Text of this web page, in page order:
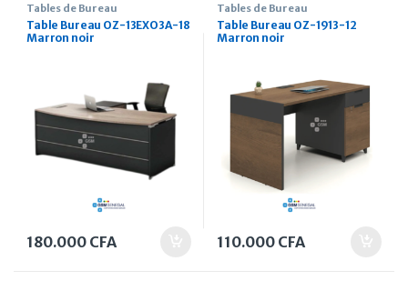
Tables de Bureau
Table Bureau OZ-13EXO3A-18
Marron noir
180.000 CFA
Tables de Bureau
Table Bureau OZ-1913-12
Marron noir
110.000 CFA